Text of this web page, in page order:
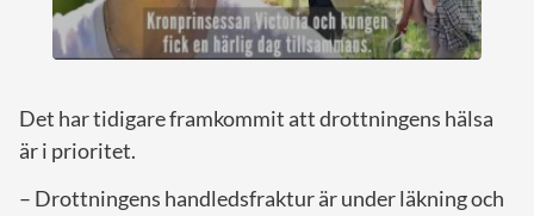
Det har tidigare framkommit att drottningens hälsa
är i prioritet.
– Drottningens handledsfraktur är under läkning och